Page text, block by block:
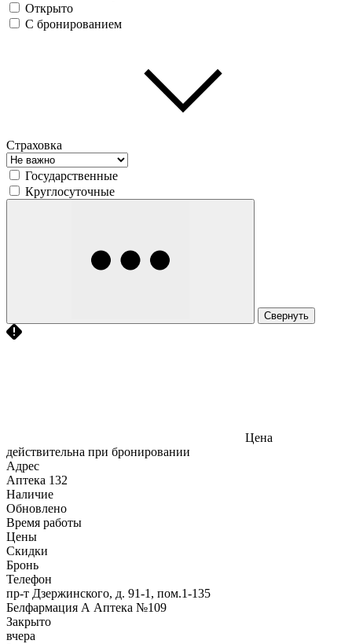
Открыто
С бронированием
Страховка
Государственные
Круглосуточные
Свернуть
Цена
действительна при бронировании
Адрес
Аптека 132
Наличие
Обновлено
Время работы
Цены
Скидки
Бронь
Телефон
пр-т Дзержинского, д. 91-1, пом.1-135
Белфармация А Аптека №109
Закрыто
вчера